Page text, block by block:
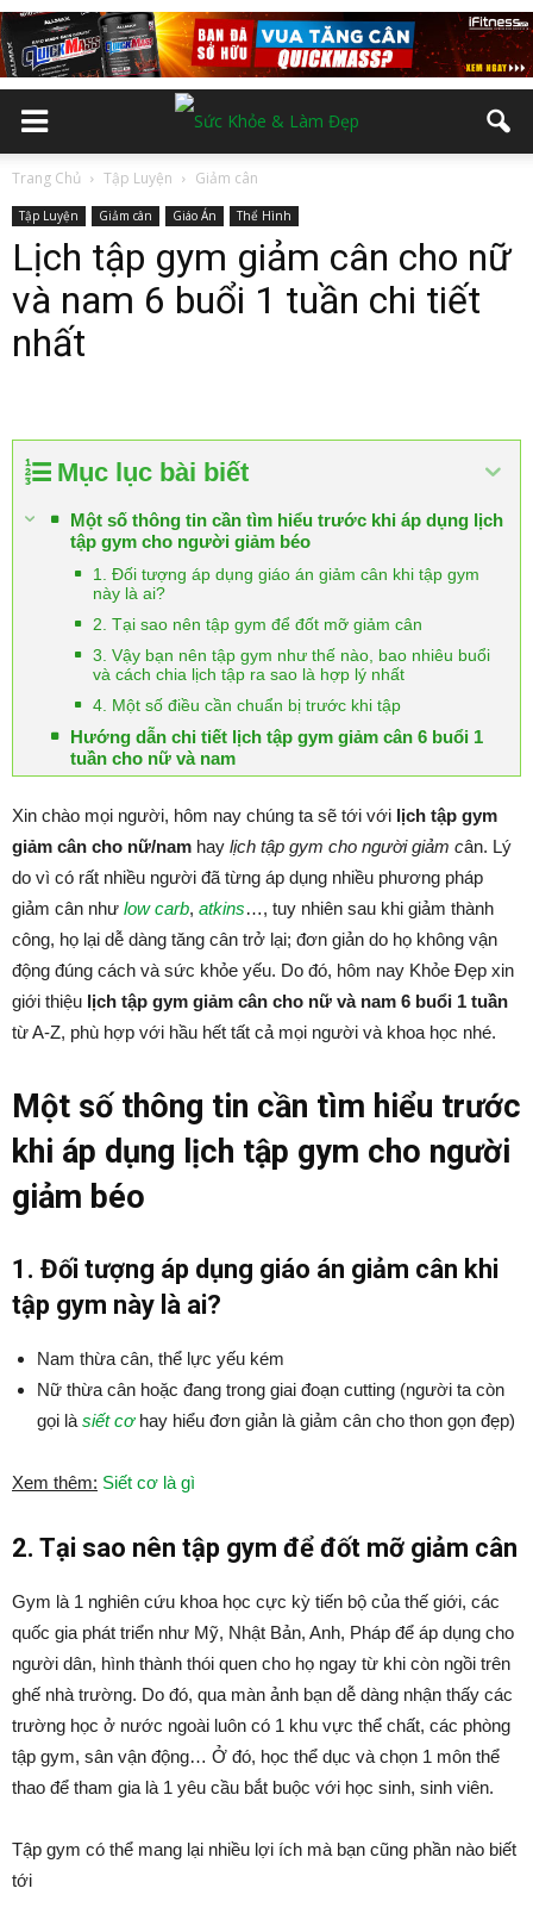
Trang Chủ Tập Luyện Giảm cân
Tập Luyện Giảm cân Giáo Án Thể Hình
Lịch tập gym giảm cân cho nữ
và nam 6 buổi 1 tuần chi tiết
nhất
Mục lục bài biết
Một số thông tin cần tìm hiểu trước khi áp dụng lịch
tập gym cho người giảm béo
1. Đối tượng áp dụng giáo án giảm cân khi tập gym
này là ai?
2. Tại sao nên tập gym để đốt mỡ giảm cân
3. Vậy bạn nên tập gym như thế nào, bao nhiêu buổi
và cách chia lịch tập ra sao là hợp lý nhất
4. Một số điều cần chuẩn bị trước khi tập
Hướng dẫn chi tiết lịch tập gym giảm cân 6 buổi 1
tuần cho nữ và nam
Xin chào mọi người, hôm nay chúng ta sẽ tới với lịch tập gym
giảm cân cho nữ/nam hay lịch tập gym cho người giảm cân. Lý
do vì có rất nhiều người đã từng áp dụng nhiều phương pháp
giảm cân như low carb, atkins…, tuy nhiên sau khi giảm thành
công, họ lại dễ dàng tăng cân trở lại; đơn giản do họ không vận
động đúng cách và sức khỏe yếu. Do đó, hôm nay Khỏe Đẹp xin
giới thiệu lịch tập gym giảm cân cho nữ và nam 6 buổi 1 tuần
từ A-Z, phù hợp với hầu hết tất cả mọi người và khoa học nhé.
Một số thông tin cần tìm hiểu trước
khi áp dụng lịch tập gym cho người
giảm béo
1. Đối tượng áp dụng giáo án giảm cân khi
tập gym này là ai?
Nam thừa cân, thể lực yếu kém
Nữ thừa cân hoặc đang trong giai đoạn cutting (người ta còn
gọi là siết cơhay hiểu đơn giản là giảm cân cho thon gọn đẹp)
Xem thêm: Siết cơ là gì
2. Tại sao nên tập gym để đốt mỡ giảm cân
Gym là 1 nghiên cứu khoa học cực kỳ tiến bộ của thế giới, các
quốc gia phát triển như Mỹ, Nhật Bản, Anh, Pháp để áp dụng cho
người dân, hình thành thói quen cho họ ngay từ khi còn ngồi trên
ghế nhà trường. Do đó, qua màn ảnh bạn dễ dàng nhận thấy các
trường học ở nước ngoài luôn có 1 khu vực thể chất, các phòng
tập gym, sân vận động… Ở đó, học thể dục và chọn 1 môn thể
thao để tham gia là 1 yêu cầu bắt buộc với học sinh, sinh viên.
Tập gym có thể mang lại nhiều lợi ích mà bạn cũng phần nào biết
tới